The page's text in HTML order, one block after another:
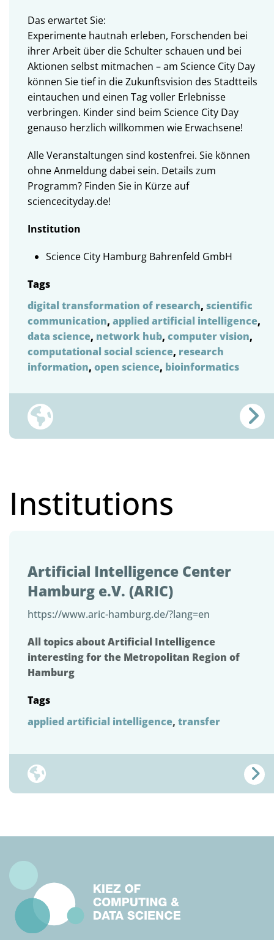
Das erwartet Sie:
Experimente hautnah erleben, Forschenden bei
ihrer Arbeit über die Schulter schauen und bei
Aktionen selbst mitmachen – am Science City Day
können Sie tief in die Zukunftsvision des Stadtteils
eintauchen und einen Tag voller Erlebnisse
verbringen. Kinder sind beim Science City Day
genauso herzlich willkommen wie Erwachsene!
Alle Veranstaltungen sind kostenfrei. Sie können
ohne Anmeldung dabei sein. Details zum
Programm? Finden Sie in Kürze auf
sciencecityday.de!
Institution
Science City Hamburg Bahrenfeld GmbH
Tags
digital transformation of research, scientific
communication, applied artificial intelligence,
data science, network hub, computer vision,
computational social science, research
information, open science, bioinformatics
Institutions
Artificial Intelligence Center
Hamburg e.V. (ARIC)
https://www.aric-hamburg.de/?lang=en
All topics about Artificial Intelligence
interesting for the Metropolitan Region of
Hamburg
Tags
applied artificial intelligence, transfer